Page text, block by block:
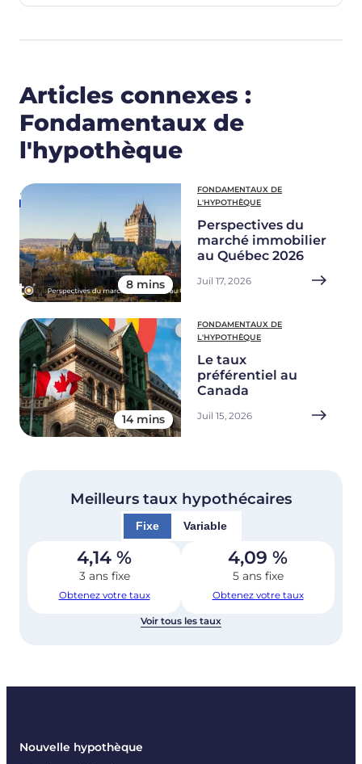
Articles connexes :
Fondamentaux de
l'hypothèque
8 mins
FONDAMENTAUX DE
L'HYPOTHÈQUE
Perspectives du
marché immobilier
au Québec 2026
Juil 17, 2026
14 mins
FONDAMENTAUX DE
L'HYPOTHÈQUE
Le taux
préférentiel au
Canada
Juil 15, 2026
Meilleurs taux hypothécaires
Fixe Variable
4,14 %
3 ans fixe
Obtenez votre taux
4,09 %
5 ans fixe
Obtenez votre taux
Voir tous les taux
Nouvelle hypothèque